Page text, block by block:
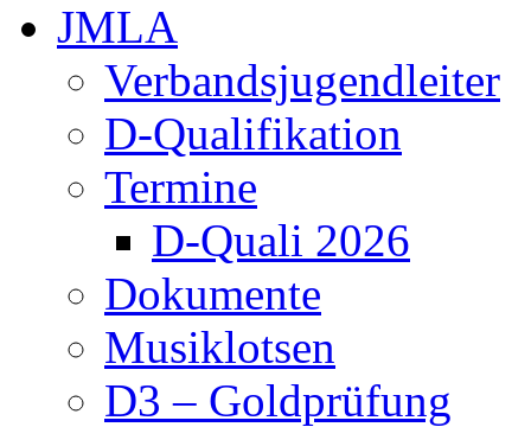
JMLA
Verbandsjugendleiter
D-Qualifikation
Termine
D-Quali 2026
Dokumente
Musiklotsen
D3 – Goldprüfung